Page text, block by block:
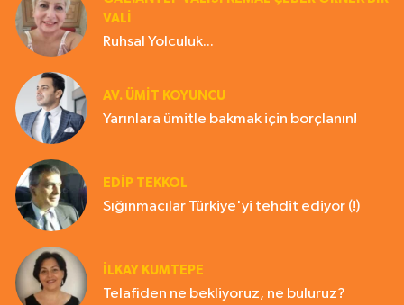
VALİ
Ruhsal Yolculuk...
AV. ÜMIT KOYUNCU
Yarınlara ümitle bakmak için borçlanın!
EDIP TEKKOL
Sığınmacılar Türkiye'yi tehdit ediyor (!)
İLKAY KUMTEPE
Telafiden ne bekliyoruz, ne buluruz?